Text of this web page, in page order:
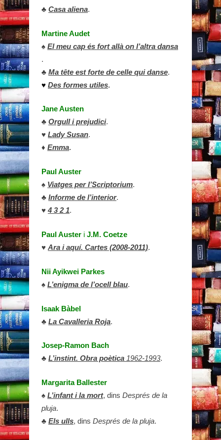
♣ Casa aliena.
Martine Audet
♠ El meu cap és fort allà on l’altra dansa
.
♣ Ma tête est forte de celle qui danse.
♥ Des formes utiles.
Jane Austen
♣ Orgull i prejudici.
♥ Lady Susan.
♦ Emma.
Paul Auster
♠ Viatges per l’Scriptorium.
♣ Informe de l’interior.
♥ 4 3 2 1.
Paul Auster i J.M. Coetze
♥ Ara i aquí. Cartes (2008-2011).
Nii Ayikwei Parkes
♠ L’enigma de l’ocell blau.
Isaak Bàbel
♣ La Cavalleria Roja.
Josep-Ramon Bach
♣ L’instint. Obra poètica 1962-1993.
Margarita Ballester
♠ L’infant i la mort, dins Després de la
pluja.
♣ Els ulls, dins Després de la pluja.